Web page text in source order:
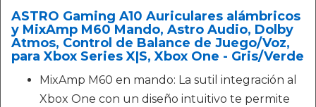
ASTRO Gaming A10 Auriculares alámbricos
y MixAmp M60 Mando, Astro Audio, Dolby
Atmos, Control de Balance de Juego/Voz,
para Xbox Series X|S, Xbox One - Gris/Verde
MixAmp M60 en mando: La sutil integración al
Xbox One con un diseño intuitivo te permite